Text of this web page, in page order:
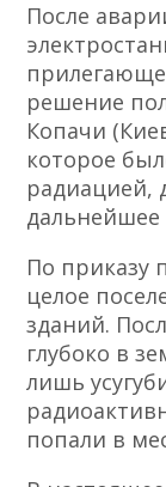
После
решение
Копачи
которое
радиацией,
дальнейшее
По приказу
целое
зданий.
глубоко в
лишь
попали в